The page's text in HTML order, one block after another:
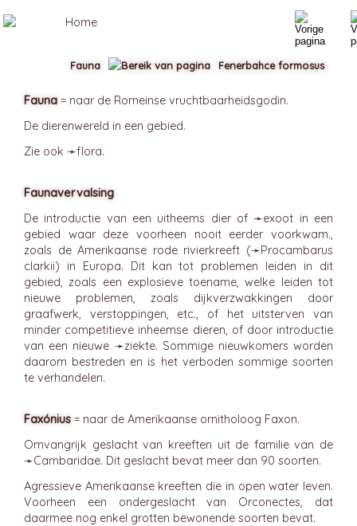
Fauna = naar de Romeinse vruchtbaarheidsgodin.
De dierenwereld in een gebied.
Zie ook ➛flora.
Faunavervalsing
De introductie van een uitheems dier of ➛exoot in een
gebied waar deze voorheen nooit eerder voorkwam.,
zoals de Amerikaanse rode rivierkreeft (➛Procambarus
clarkii) in Europa. Dit kan tot problemen leiden in dit
gebied, zoals een explosieve toename, welke leiden tot
nieuwe problemen, zoals dijkverzwakkingen door
graafwerk, verstoppingen, etc., of het uitsterven van
minder competitieve inheemse dieren, of door introductie
van een nieuwe ➛ziekte. Sommige nieuwkomers worden
daarom bestreden en is het verboden sommige soorten
te verhandelen.
Faxónius = naar de Amerikaanse ornitholoog Faxon.
Omvangrijk geslacht van kreeften uit de familie van de
➛Cambaridae. Dit geslacht bevat meer dan 90 soorten.
Agressieve Amerikaanse kreeften die in open water leven.
Voorheen een ondergeslacht van Orconectes, dat
daarmee nog enkel grotten bewonende soorten bevat.
Fauna Fenerbahce formosus